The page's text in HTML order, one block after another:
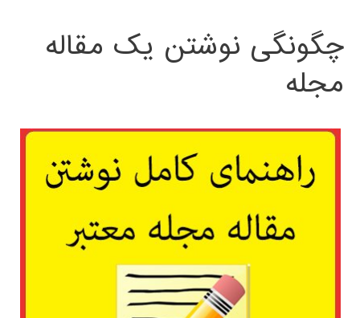
چگونگی نوشتن یک مقاله
مجله